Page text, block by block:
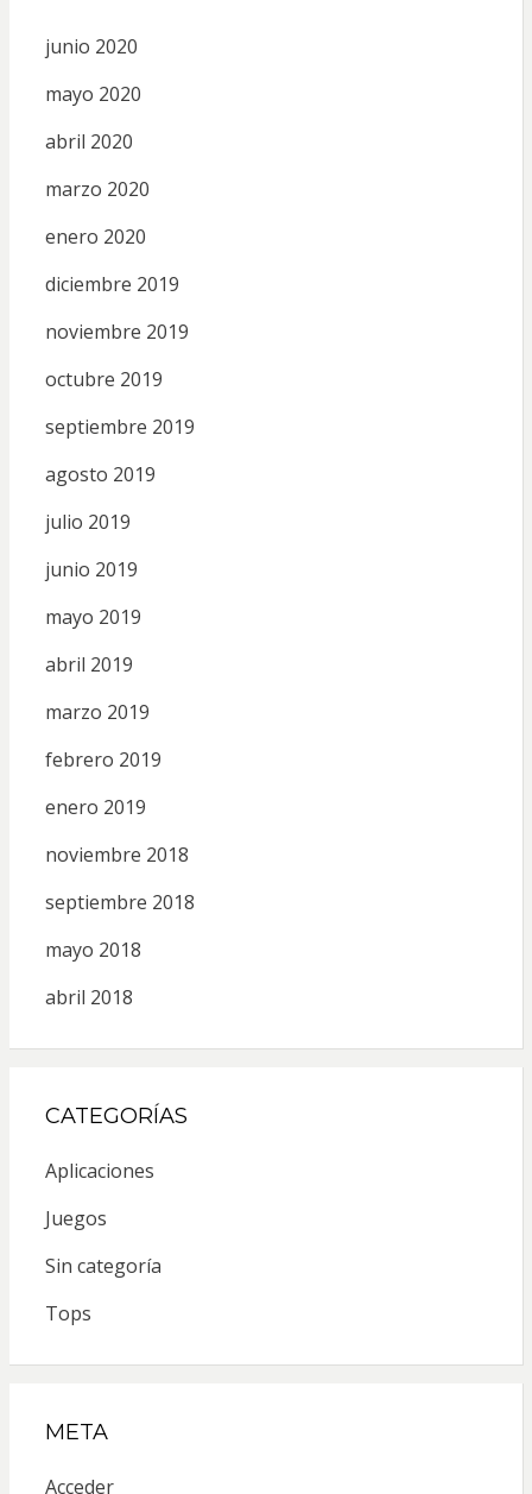
junio 2020
mayo 2020
abril 2020
marzo 2020
enero 2020
diciembre 2019
noviembre 2019
octubre 2019
septiembre 2019
agosto 2019
julio 2019
junio 2019
mayo 2019
abril 2019
marzo 2019
febrero 2019
enero 2019
noviembre 2018
septiembre 2018
mayo 2018
abril 2018
CATEGORÍAS
Aplicaciones
Juegos
Sin categoría
Tops
META
Acceder